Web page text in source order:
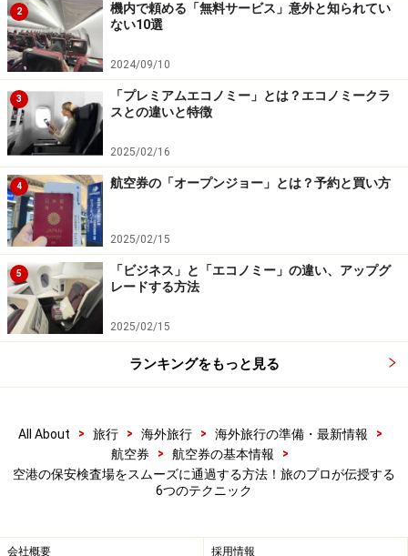
テクニック2. 保安検査場の「優先レーン」
を使う
関西国際空港の第1旅客ターミナルに設置されている、保安
検査場のファストレーン（優先レーン）
保安検査場に 「優先レーン」が設けられていることがあ
ります。日本国内では、羽田空港、成田空港、関西空港
などで導入されています。優先レーンが利用できると、
一般レーンよりもスムーズに通過できます。
優先レーンを利用する基準は、あらかじめ決められてい
ます。例えば、航空会社の上級会員、ビジネスクラス以
上の利用、体の不自由な方や小さな子どもを連れた方が
対象となります。
関西空港の保安検査場にある優先レーンを利用するには専用
のチケットが必要
通常は航空会社のカウンターで案内があります。もし気
2
機内で頼める「無料サービス」意外と知られてい
ない10選
2024/09/10
3
「プレミアムエコノミー」とは？エコノミークラ
スとの違いと特徴
2025/02/16
4 航空券の「オープンジョー」とは？予約と買い方
2025/02/15
5
「ビジネス」と「エコノミー」の違い、アップグ
レードする方法
2025/02/15
ランキングをもっと見る
All About > 旅行 > 海外旅行 > 海外旅行の準備・最新情報
>
航空券
> 航空券の基本情報
>
空港の保安検査場をスムーズに通過する方法！旅のプロが伝授する
6つのテクニック
会社概要 採用情報